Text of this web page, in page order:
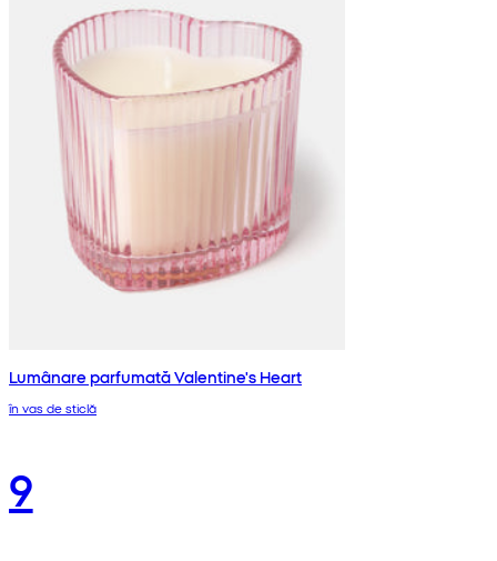
Lumânare parfumată Valentine's Heart
în vas de sticlă
9